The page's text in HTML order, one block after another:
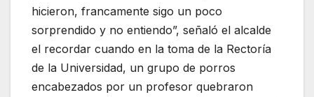
hicieron, francamente sigo un poco
sorprendido y no entiendo”, señaló el alcalde
el recordar cuando en la toma de la Rectoría
de la Universidad, un grupo de porros
encabezados por un profesor quebraron